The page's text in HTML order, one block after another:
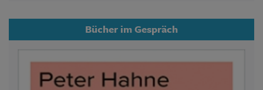
Bücher im Gespräch